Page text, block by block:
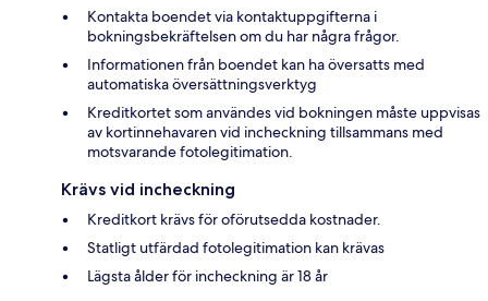
Kontakta boendet via kontaktuppgifterna i
bokningsbekräftelsen om du har några frågor.
Informationen från boendet kan ha översatts med
automatiska översättningsverktyg
Kreditkortet som användes vid bokningen måste uppvisas
av kortinnehavaren vid incheckning tillsammans med
motsvarande fotolegitimation.
Krävs vid incheckning
Kreditkort krävs för oförutsedda kostnader.
Statligt utfärdad fotolegitimation kan krävas
Lägsta ålder för incheckning är 18 år